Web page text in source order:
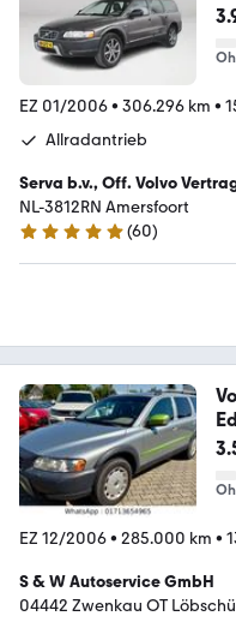
EZ 01/2006• 306.296 km •
Allradantrieb
Serva b.v., Off. Volvo
NL-3812RN Amersfoort
4.9 Sterne
(60)
EZ 12/2006• 285.000 km •
S & W Autoservice GmbH
04442 Zwenkau OT